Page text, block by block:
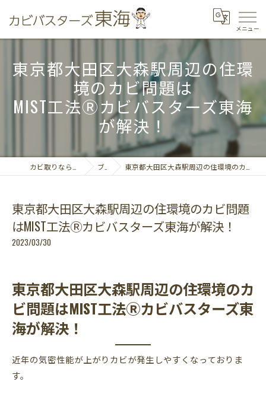
東京都大田区大森駅周辺の住環
境のカビ問題は
MIST工法Ⓡカビバスターズ東海
が解決！
ブログ 東京都大田区大森駅周辺の住環境のカビ問題はMIST工法Ⓡカビバスターズ東海が解決！
東京都大田区大森駅周辺の住環境のカビ問題
はMIST工法Ⓡカビバスターズ東海が解決！
2023/03/30
東京都大田区大森駅周辺の住環境のカ
ビ問題はMIST工法Ⓡカビバスターズ東
海が解決！
近年の気密性能が上がりカビが発生しやすくなっておりま
す。